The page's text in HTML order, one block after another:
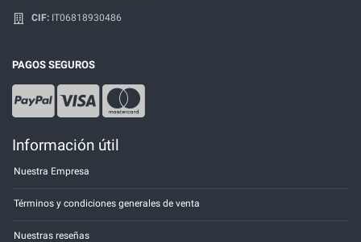
CIF: IT06818930486
PAGOS SEGUROS
Información útil
Nuestra Empresa
Términos y condiciones generales de venta
Nuestras reseñas